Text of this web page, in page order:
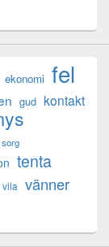
ekonomi fel
gud kontakt
sorg
tenta
vila vänner